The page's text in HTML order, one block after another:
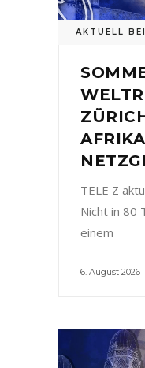
AKTUELL
TELE Z
Nicht in 80
einem
6. August 2026